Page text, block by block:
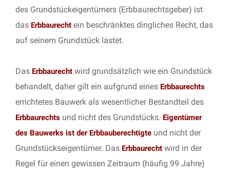
des Grundstückeigentümers (Erbbaurechtsgeber) ist
das Erbbaurecht ein beschränktes dingliches Recht, das
auf seinem Grundstück lastet.
Das Erbbaurecht wird grundsätzlich wie ein Grundstück
behandelt, daher gilt ein aufgrund eines Erbbaurechts
errichtetes Bauwerk als wesentlicher Bestandteil des
Erbbaurechts und nicht des Grundstücks. Eigentümer
des Bauwerks ist der Erbbauberechtigte und nicht der
Grundstückseigentümer. Das Erbbaurecht wird in der
Regel für einen gewissen Zeitraum (häufig 99 Jahre)